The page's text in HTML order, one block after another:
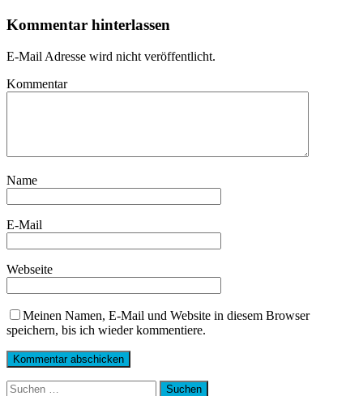
Kommentar hinterlassen
E-Mail Adresse wird nicht veröffentlicht.
Kommentar
Name
E-Mail
Webseite
Meinen Namen, E-Mail und Website in diesem Browser
speichern, bis ich wieder kommentiere.
Suchen